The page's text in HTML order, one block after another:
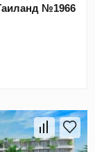
№1966